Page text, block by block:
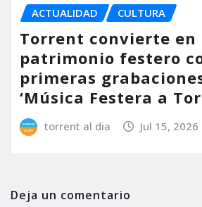
ACTUALIDAD CULTURA
Torrent convierte en
patrimonio festero
primeras
‘Música Festera a
torrent al dia Jul 15, 2026
Deja un comentario